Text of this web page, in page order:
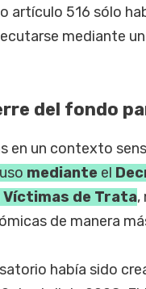
artículo 516 sólo
mediante
del fondo
en un contexto
mediante el
de Trata,
de manera
había sido